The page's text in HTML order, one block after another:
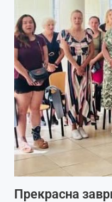
Прекрасна